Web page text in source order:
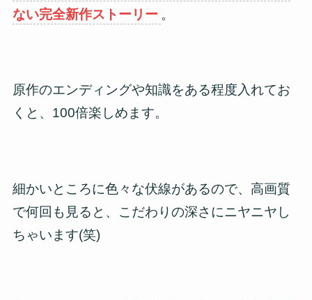
ない完全新作ストーリー 。
原作のエンディングや知識をある程度入れてお
くと、100倍楽しめます。
細かいところに色々な伏線があるので、高画質
で何回も見ると、こだわりの深さにニヤニヤし
ちゃいます(笑)